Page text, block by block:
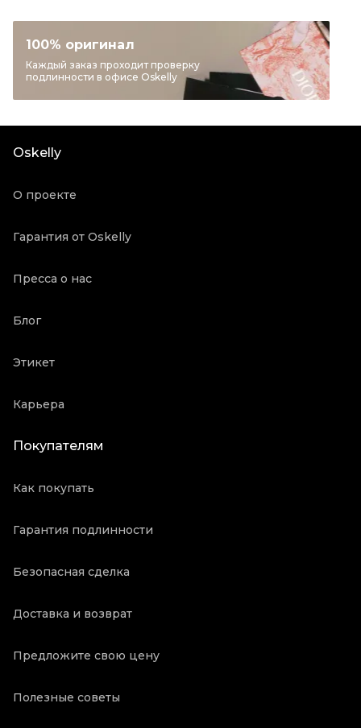
Категория
Бренд
BALENCIAGA
Материал одежды
Вискоза
Продавец
100% оригинал
Каждый заказ проходит проверку
подлинности в офисе Oskelly
Oskelly
О проекте
Гарантия от Oskelly
Пресса о нас
Блог
Этикет
Карьера
Покупателям
Как покупать
Гарантия подлинности
Безопасная сделка
Доставка и возврат
Предложите свою цену
Полезные советы